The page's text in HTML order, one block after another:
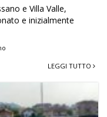
e Villa Valle,
e inizialmente
LEGGI TUTTO